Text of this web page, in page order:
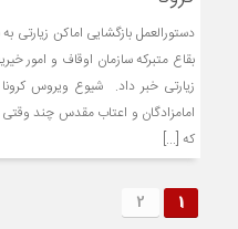
دستورالعمل بازگشایی اماکن زیارتی
بقاع متبرکه سازمان اوقاف و امور
زیارتی خبر داد. شیوع ویروس
امامزادگان و اعتاب مقدس چند
که [...]
1
2